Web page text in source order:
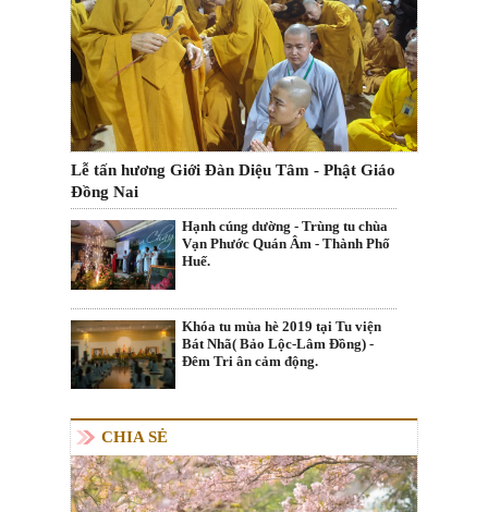
Lễ tấn hương Giới Đàn Diệu Tâm - Phật Giáo
Đồng Nai
Hạnh cúng dường - Trùng tu chùa
Vạn Phước Quán Âm - Thành Phố
Huế.
Khóa tu mùa hè 2019 tại Tu viện
Bát Nhã( Bảo Lộc-Lâm Đồng) -
Đêm Tri ân cảm động.
CHIA SẺ